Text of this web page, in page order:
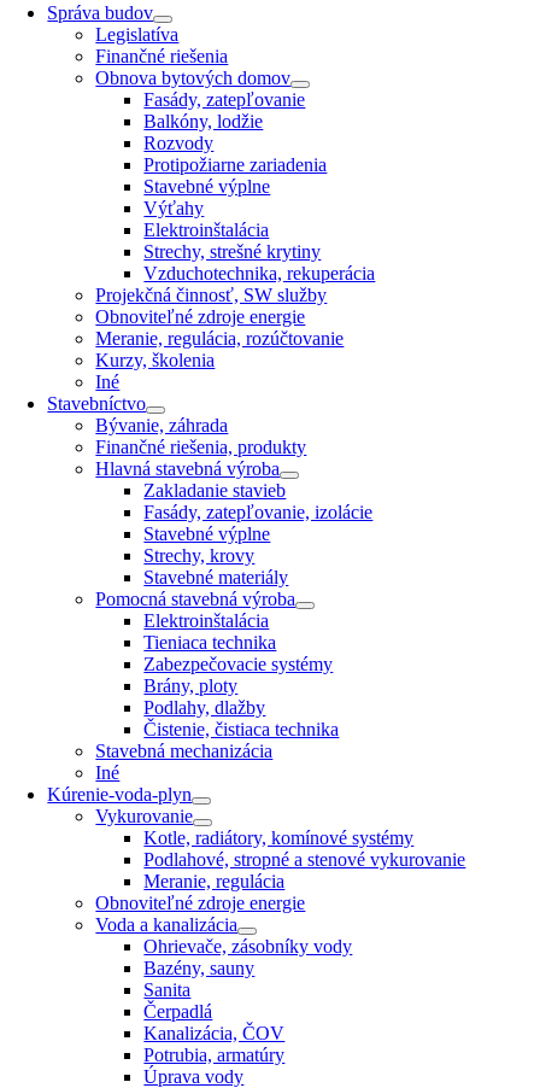
Správa budov
Legislatíva
Finančné riešenia
Obnova bytových domov
Fasády, zatepľovanie
Balkóny, lodžie
Rozvody
Protipožiarne zariadenia
Stavebné výplne
Výťahy
Elektroinštalácia
Strechy, strešné krytiny
Vzduchotechnika, rekuperácia
Projekčná činnosť, SW služby
Obnoviteľné zdroje energie
Meranie, regulácia, rozúčtovanie
Kurzy, školenia
Iné
Stavebníctvo
Bývanie, záhrada
Finančné riešenia, produkty
Hlavná stavebná výroba
Zakladanie stavieb
Fasády, zatepľovanie, izolácie
Stavebné výplne
Strechy, krovy
Stavebné materiály
Pomocná stavebná výroba
Elektroinštalácia
Tieniaca technika
Zabezpečovacie systémy
Brány, ploty
Podlahy, dlažby
Čistenie, čistiaca technika
Stavebná mechanizácia
Iné
Kúrenie-voda-plyn
Vykurovanie
Kotle, radiátory, komínové systémy
Podlahové, stropné a stenové vykurovanie
Meranie, regulácia
Obnoviteľné zdroje energie
Voda a kanalizácia
Ohrievače, zásobníky vody
Bazény, sauny
Sanita
Čerpadlá
Kanalizácia, ČOV
Potrubia, armatúry
Úprava vody